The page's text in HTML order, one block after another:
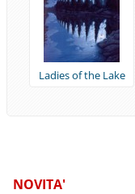
Ladies of the Lake
NOVITA'